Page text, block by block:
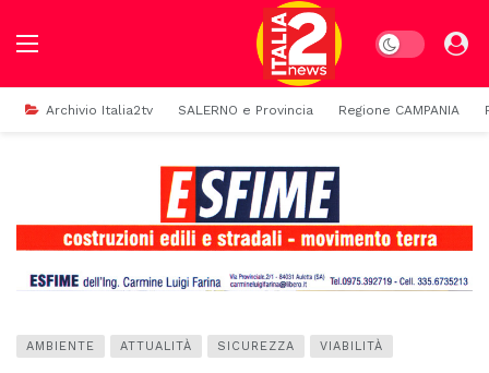
Dark mode
Archivio Italia2tv SALERNO e Provincia Regione CAMPANIA
AMBIENTE ATTUALITÀ SICUREZZA VIABILITÀ